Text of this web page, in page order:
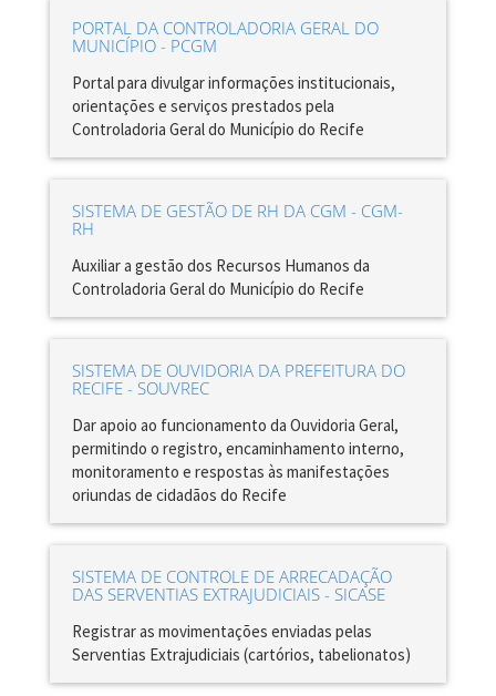
PORTAL DA CONTROLADORIA GERAL DO
MUNICÍPIO - PCGM
Portal para divulgar informações institucionais,
orientações e serviços prestados pela
Controladoria Geral do Município do Recife
SISTEMA DE GESTÃO DE RH DA CGM - CGM-
RH
Auxiliar a gestão dos Recursos Humanos da
Controladoria Geral do Município do Recife
SISTEMA DE OUVIDORIA DA PREFEITURA DO
RECIFE - SOUVREC
Dar apoio ao funcionamento da Ouvidoria Geral,
permitindo o registro, encaminhamento interno,
monitoramento e respostas às manifestações
oriundas de cidadãos do Recife
SISTEMA DE CONTROLE DE ARRECADAÇÃO
DAS SERVENTIAS EXTRAJUDICIAIS - SICASE
Registrar as movimentações enviadas pelas
Serventias Extrajudiciais (cartórios, tabelionatos)